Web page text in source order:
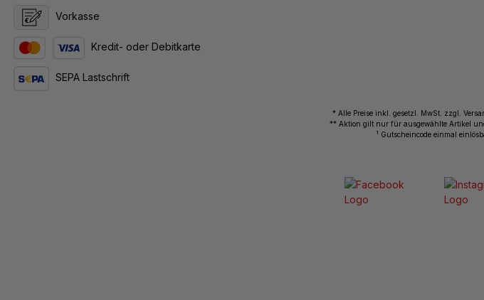
Vorkasse
Kredit- oder Debitkarte
SEPA Lastschrift
* Alle Preise inkl. gesetzl. MwSt. zzgl.
** Aktion gilt nur für ausgewählte Artikel
1 Gutscheincode einmal